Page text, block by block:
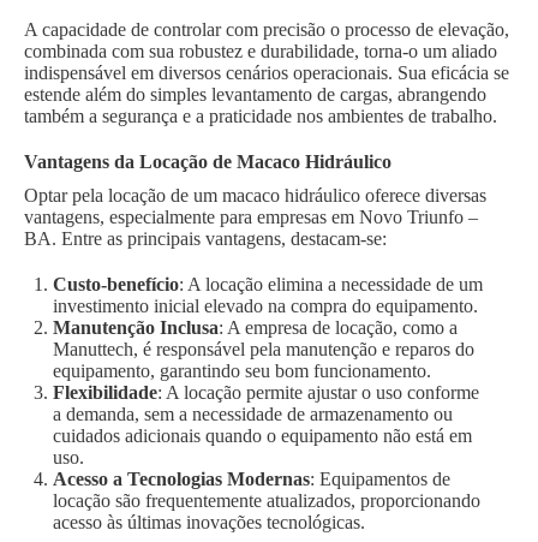
A capacidade de controlar com precisão o processo de elevação,
combinada com sua robustez e durabilidade, torna-o um aliado
indispensável em diversos cenários operacionais. Sua eficácia se
estende além do simples levantamento de cargas, abrangendo
também a segurança e a praticidade nos ambientes de trabalho.
Vantagens da Locação de Macaco Hidráulico
Optar pela locação de um macaco hidráulico oferece diversas
vantagens, especialmente para empresas em Novo Triunfo –
BA. Entre as principais vantagens, destacam-se:
Custo-benefício: A locação elimina a necessidade de um
investimento inicial elevado na compra do equipamento.
Manutenção Inclusa: A empresa de locação, como a
Manuttech, é responsável pela manutenção e reparos do
equipamento, garantindo seu bom funcionamento.
Flexibilidade: A locação permite ajustar o uso conforme
a demanda, sem a necessidade de armazenamento ou
cuidados adicionais quando o equipamento não está em
uso.
Acesso a Tecnologias Modernas: Equipamentos de
locação são frequentemente atualizados, proporcionando
acesso às últimas inovações tecnológicas.